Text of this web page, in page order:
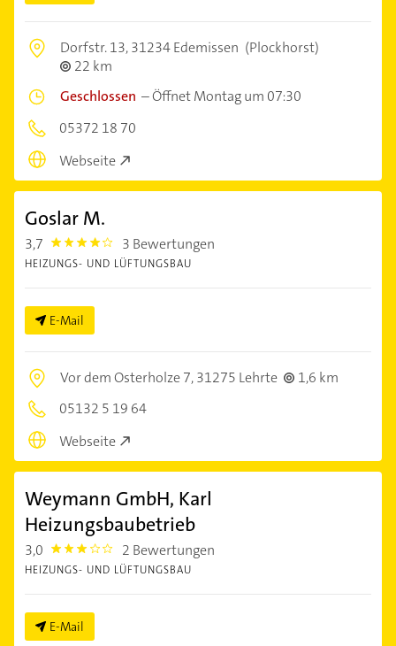
Dorfstr. 13,31234 Edemissen (Plockhorst)
22 km
Geschlossen –Öffnet Montag um 07:30
05372 18 70
Webseite
Goslar M.
3,7 3.7 3 Bewertungen
HEIZUNGS- UND LÜFTUNGSBAU
E-Mail
Vor dem Osterholze 7,31275 Lehrte
1,6 km
05132 5 19 64
Webseite
Weymann GmbH, Karl
Heizungsbaubetrieb
3,0 3.0 2 Bewertungen
HEIZUNGS- UND LÜFTUNGSBAU
E-Mail